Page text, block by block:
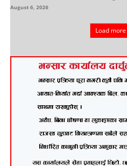
August 6, 2026
Load more